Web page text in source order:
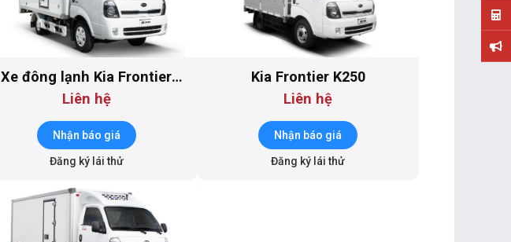
Xe đông lạnh Kia Frontier
K200
Liên hệ
Nhận báo giá
Đăng ký lái thử
Kia Frontier K250
Liên hệ
Nhận báo giá
Đăng ký lái thử